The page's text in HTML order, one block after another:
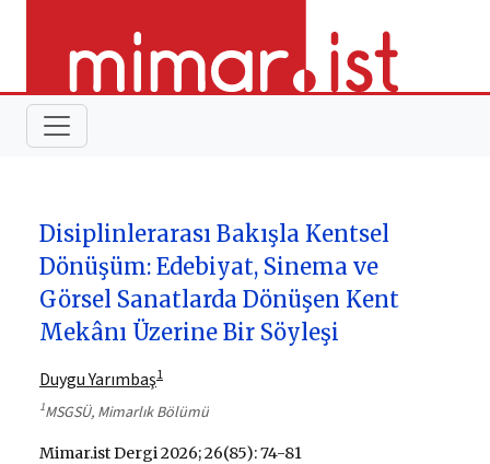
Disiplinlerarası Bakışla Kentsel
Dönüşüm: Edebiyat, Sinema ve
Görsel Sanatlarda Dönüşen Kent
Mekânı Üzerine Bir Söyleşi
Duygu Yarımbaş1
1MSGSÜ, Mimarlık Bölümü
Mimar.ist Dergi 2026; 26(85): 74-81